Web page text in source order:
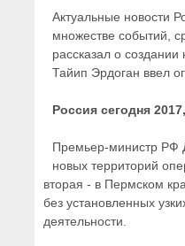
Актуальные новости
множестве событий,
рассказал о
Тайип Эрдоган ввел
Россия сегодня
Премьер-министр РФ
новых территорий
вторая - в Пермском
без установленных
деятельности.